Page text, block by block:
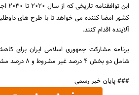
کشور امضا کننده می خواهد تا با طرح های
آلاینده اقدام کنند.
برنامه مشارکت جمهوری اسلامی ایران برای
شامل دو بخش 4 درصد غیر مشروط و 8 درصد مشروط است.
### پایان خبر رسمی